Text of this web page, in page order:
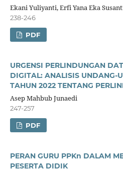
Ekani Yuliyanti, Erfi Yana Eka
238-246
PDF
URGENSI PERLINDUNGAN
DIGITAL: ANALISIS UNDANG-
TAHUN 2022 TENTANG
Asep Mahbub Junaedi
247-257
PDF
PERAN GURU PPKn DALAM
PESERTA DIDIK